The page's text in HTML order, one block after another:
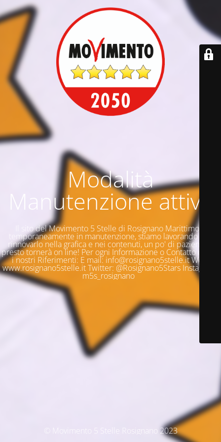
Modalità
Manutenzione attiva
Il sito del Movimento 5 Stelle di Rosignano Marittimo è
temporaneamente in manutenzione, stiamo lavorando per
rinnovarlo nella grafica e nei contenuti, un po' di pazienza e
presto tornerà on line! Per ogni Informazione o Contatto questi
i nostri Riferimenti: E mail: info@rosignano5stelle.it Web:
www.rosignano5stelle.it Twitter: @Rosignano5Stars Instagram:
m5s_rosignano
© Movimento 5 Stelle Rosignano 2023